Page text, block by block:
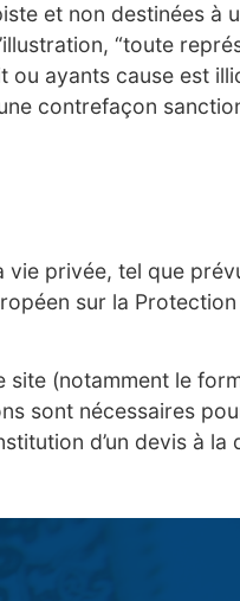
et non destinées à
“toute
ayants cause est
contrefaçon
privée, tel que
sur la
site (notamment le
sont nécessaires
d’un devis à la